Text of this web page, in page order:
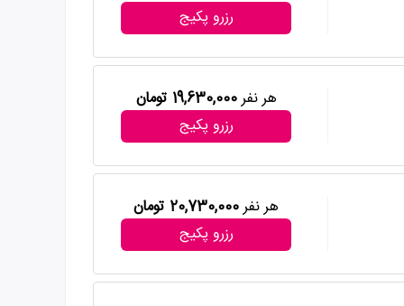
رزرو پکیج
هر نفر19,630,000 تومان
رزرو پکیج
هر نفر20,730,000 تومان
رزرو پکیج